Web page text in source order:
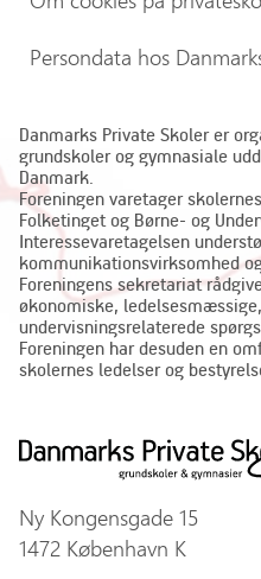
Persondata hos
Danmarks Private Skoler er
grundskoler og gymnasiale
Danmark.
Foreningen varetager
Folketinget og Børne- og
Interessevaretagelsen
kommunikationsvirksomhed
Foreningens sekretariat
økonomiske,
undervisningsrelaterede
Foreningen har desuden en
skolernes ledelser og
Ny Kongensgade 15
1472 København K